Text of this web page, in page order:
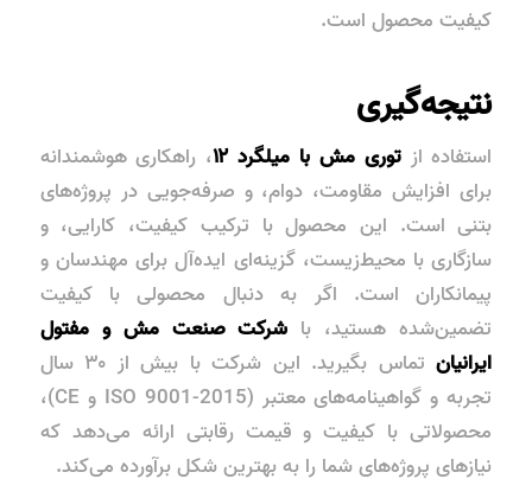
کیفیت محصول است.
نتیجه‌گیری
استفاده ازتوری مش با میلگرد ۱۲ ، راهکاری هوشمندانه
برای افزایش مقاومت، دوام، و صرفه‌جویی در پروژه‌های
بتنی است. این محصول با ترکیب کیفیت، کارایی، و
سازگاری با محیط‌زیست، گزینه‌ای ایده‌آل برای مهندسان و
پیمانکاران است. اگر به دنبال محصولی با کیفیت
تضمین‌شده هستید، با شرکت صنعت مش و مفتول
ایرانیان
تماس بگیرید. این شرکت با بیش از ۳۰ سال
تجربه و گواهینامه‌های معتبر (ISO 9001-2015 و CE)،
محصولاتی با کیفیت و قیمت رقابتی ارائه می‌دهد که
نیازهای پروژه‌های شما را به بهترین شکل برآورده می‌کند.